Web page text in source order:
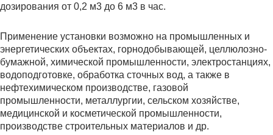
дозирования от 0,2 м3 до 6 м3 в час.
Применение установки возможно на промышленных и
энергетических объектах, горнодобывающей, целлюлозно-
бумажной, химической промышленности, электростанциях,
водоподготовке, обработка сточных вод, а также в
нефтехимическом производстве, газовой
промышленности, металлургии, сельском хозяйстве,
медицинской и косметической промышленности,
производстве строительных материалов и др.